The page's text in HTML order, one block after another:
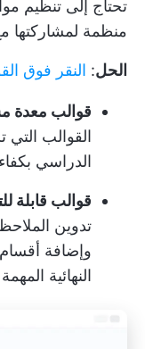
تحتاج إلى تنظيم
منظمة لمشاركتها
الحل: النقر فوق
قوالب معدة
القوالب
الدراسي
قوالب قابلة
تدوين
وإضافة
النهائية المهمة